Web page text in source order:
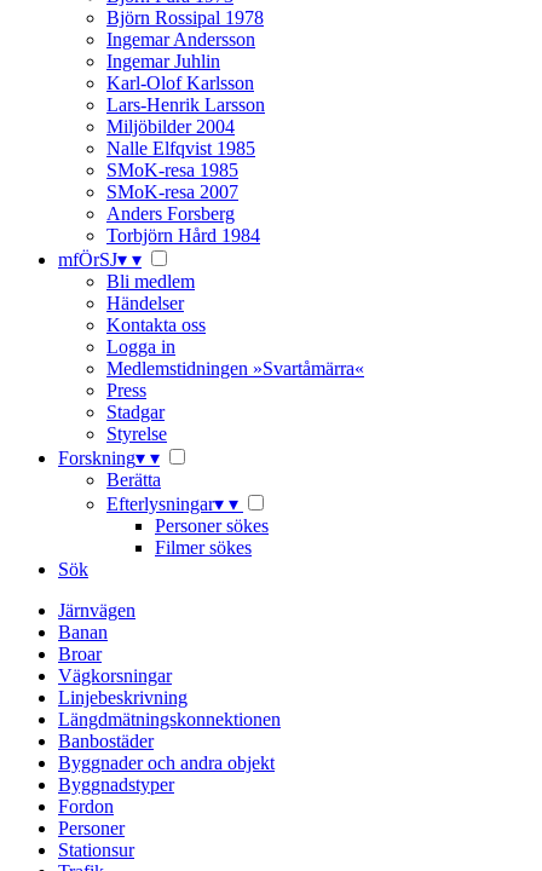
Björn Rossipal 1978
Ingemar Andersson
Ingemar Juhlin
Karl-Olof Karlsson
Lars-Henrik Larsson
Miljöbilder 2004
Nalle Elfqvist 1985
SMoK-resa 1985
SMoK-resa 2007
Anders Forsberg
Torbjörn Hård 1984
mfÖrSJ▾ ▾
Bli medlem
Händelser
Kontakta oss
Logga in
Medlemstidningen »Svartåmärra«
Press
Stadgar
Styrelse
Forskning▾ ▾
Berätta
Efterlysningar▾ ▾
Personer sökes
Filmer sökes
Sök
Järnvägen
Banan
Broar
Vägkorsningar
Linjebeskrivning
Längdmätningskonnektionen
Banbostäder
Byggnader och andra objekt
Byggnadstyper
Fordon
Personer
Stationsur